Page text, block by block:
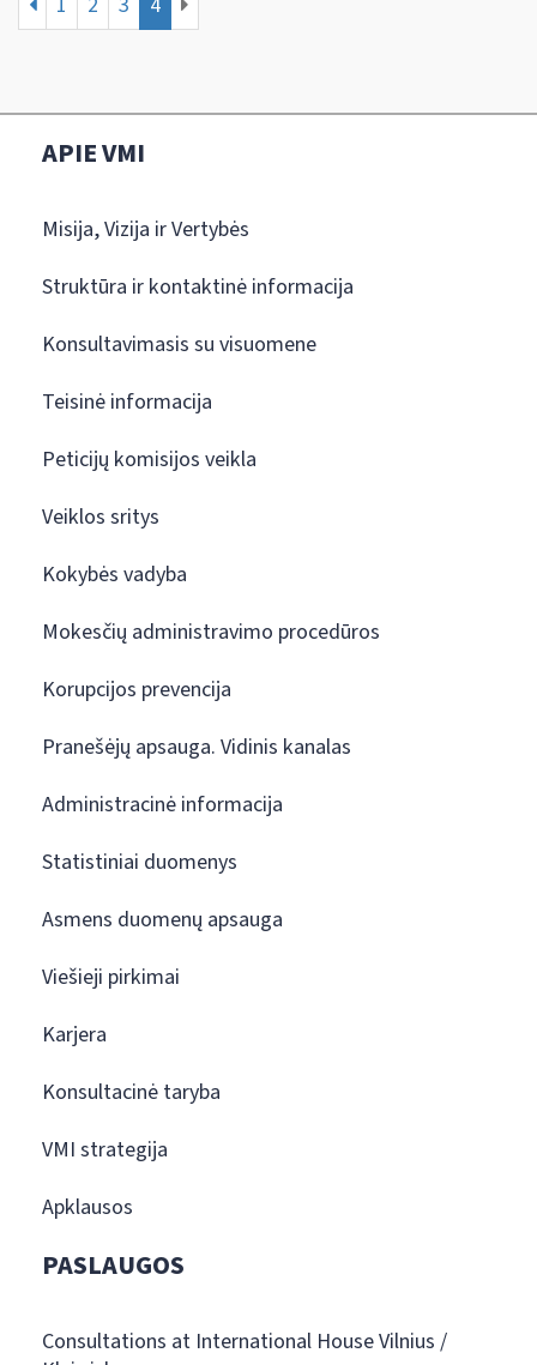
APIE VMI
Misija, Vizija ir Vertybės
Struktūra ir kontaktinė informacija
Konsultavimasis su visuomene
Teisinė informacija
Peticijų komisijos veikla
Veiklos sritys
Kokybės vadyba
Mokesčių administravimo procedūros
Korupcijos prevencija
Pranešėjų apsauga. Vidinis kanalas
Administracinė informacija
Statistiniai duomenys
Asmens duomenų apsauga
Viešieji pirkimai
Karjera
Konsultacinė taryba
VMI strategija
Apklausos
PASLAUGOS
Consultations at International House Vilnius /